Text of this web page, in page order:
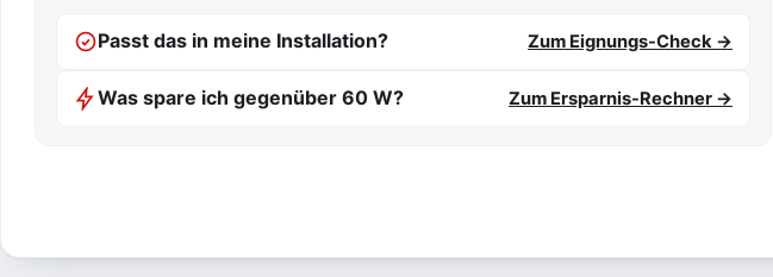
Passt das in meine Installation? Zum Eignungs-Check →
Was spare ich gegenüber 60 W? Zum Ersparnis-Rechner →